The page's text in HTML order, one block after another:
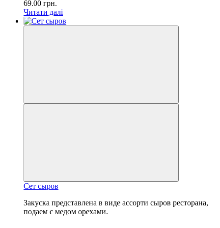
69.00 грн.
Читати далі
Сет сыров
Закуска представлена ​​в виде ассорти сыров ресторана,
подаем с медом орехами.